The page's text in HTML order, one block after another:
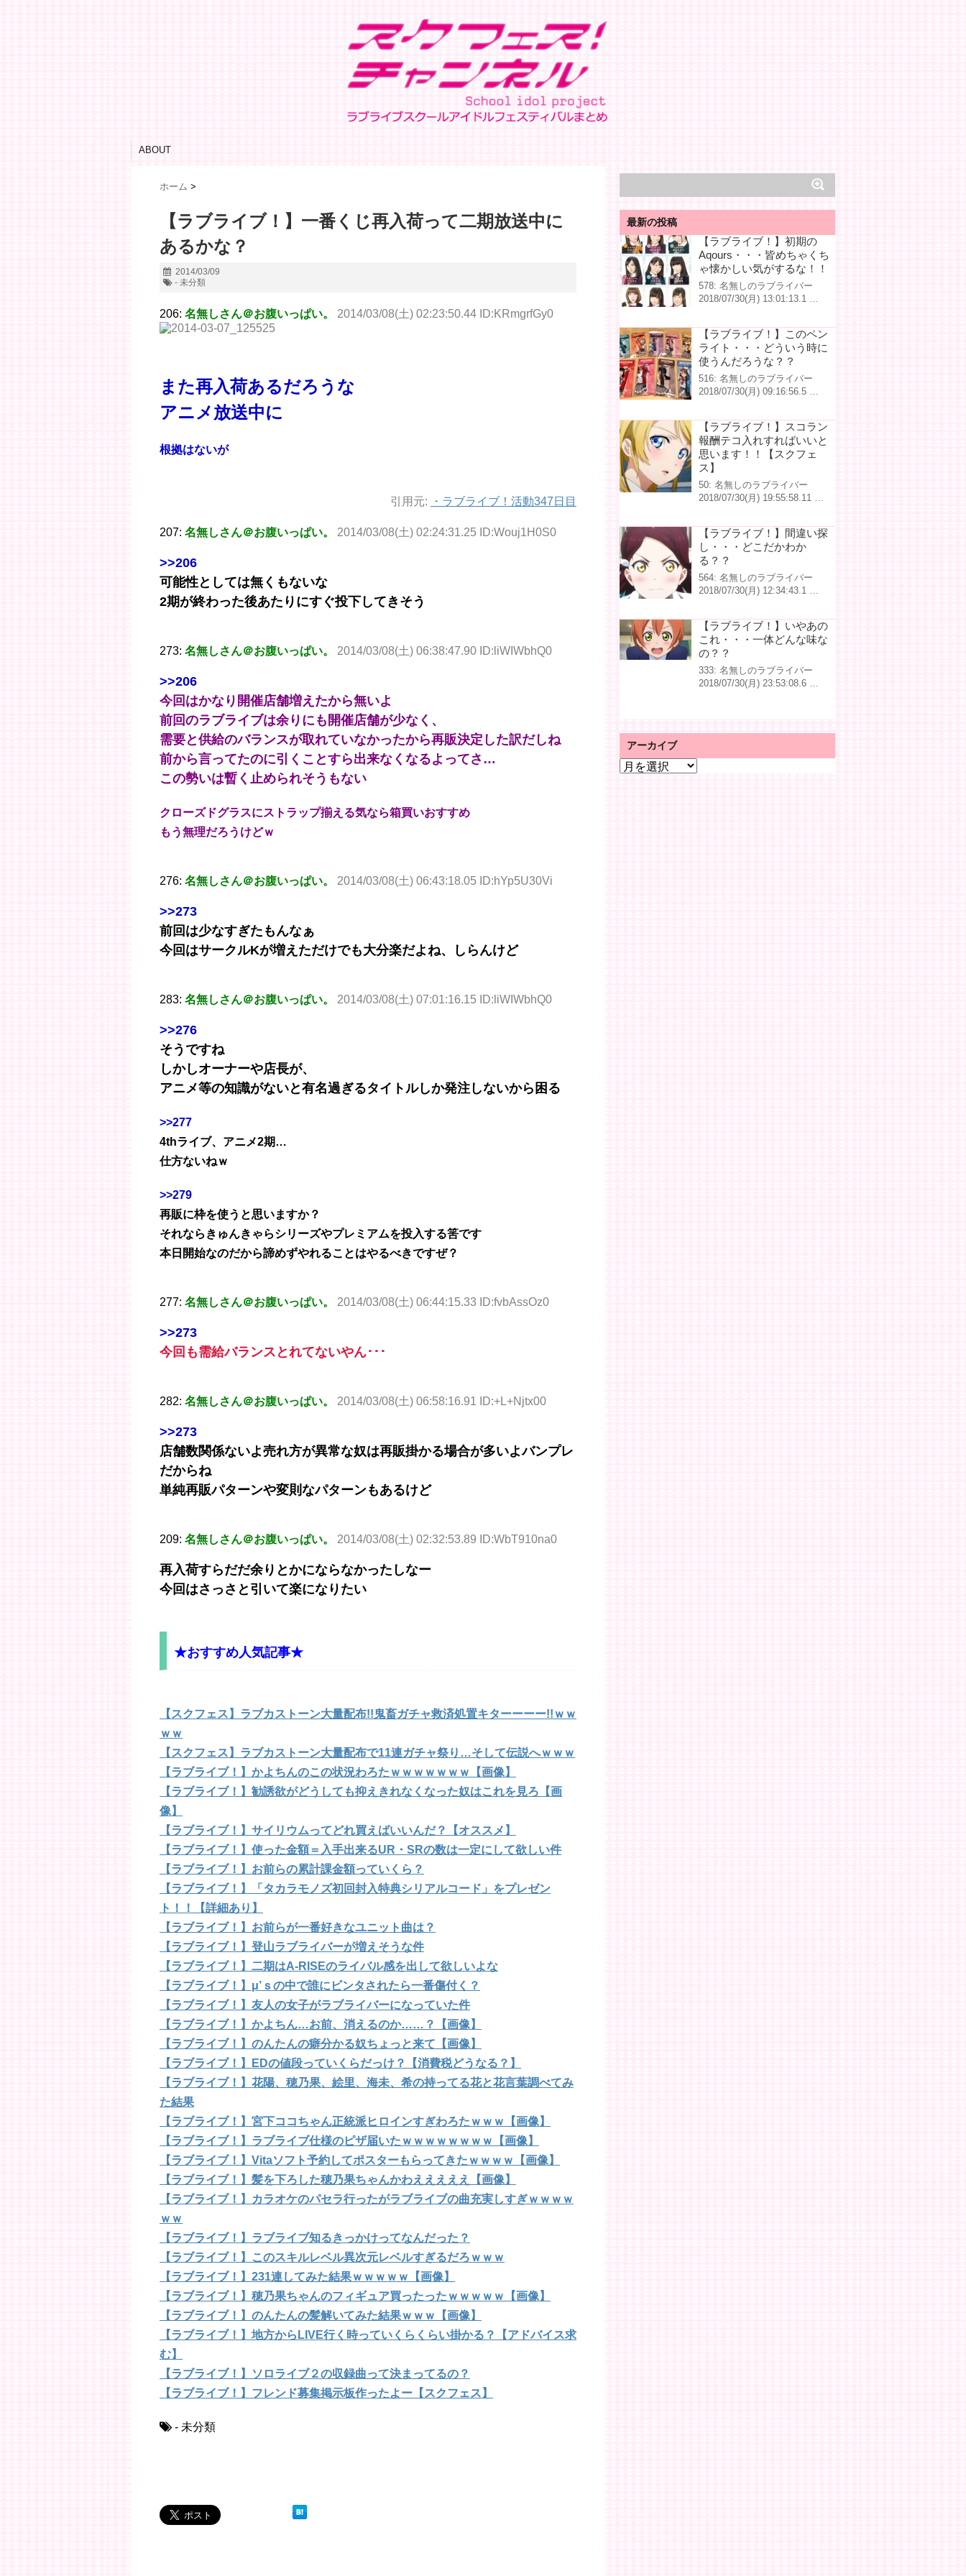
ABOUT
ホーム >
【ラブライブ！】一番くじ再入荷って二期放送中に
あるかな？
2014/03/09
- 未分類
206: 名無しさん＠お腹いっぱい。 2014/03/08(土) 02:23:50.44 ID:KRmgrfGy0
また再入荷あるだろうな
アニメ放送中に
根拠はないが
引用元: ・ ラブライブ！活動347日目
207: 名無しさん＠お腹いっぱい。 2014/03/08(土) 02:24:31.25 ID:Wouj1H0S0
>>206
可能性としては無くもないな
2期が終わった後あたりにすぐ投下してきそう
273: 名無しさん＠お腹いっぱい。 2014/03/08(土) 06:38:47.90 ID:liWIWbhQ0
>>206
今回はかなり開催店舗増えたから無いよ
前回のラブライブは余りにも開催店舗が少なく、
需要と供給のバランスが取れていなかったから再販決定した訳だしね
前から言ってたのに引くことすら出来なくなるよってさ…
この勢いは暫く止められそうもない
クローズドグラスにストラップ揃える気なら箱買いおすすめ
もう無理だろうけどｗ
276: 名無しさん＠お腹いっぱい。 2014/03/08(土) 06:43:18.05 ID:hYp5U30Vi
>>273
前回は少なすぎたもんなぁ
今回はサークルKが増えただけでも大分楽だよね、しらんけど
283: 名無しさん＠お腹いっぱい。 2014/03/08(土) 07:01:16.15 ID:liWIWbhQ0
>>276
そうですね
しかしオーナーや店長が、
アニメ等の知識がないと有名過ぎるタイトルしか発注しないから困る
>>277
4thライブ、アニメ2期…
仕方ないねｗ
>>279
再販に枠を使うと思いますか？
それならきゅんきゃらシリーズやプレミアムを投入する筈です
本日開始なのだから諦めずやれることはやるべきですぜ？
277: 名無しさん＠お腹いっぱい。 2014/03/08(土) 06:44:15.33 ID:fvbAssOz0
>>273
今回も需給バランスとれてないやん･･･
282: 名無しさん＠お腹いっぱい。 2014/03/08(土) 06:58:16.91 ID:+L+Njtx00
>>273
店舗数関係ないよ売れ方が異常な奴は再販掛かる場合が多いよバンプレ
だからね
単純再販パターンや変則なパターンもあるけど
209: 名無しさん＠お腹いっぱい。 2014/03/08(土) 02:32:53.89 ID:WbT910na0
再入荷すらだだ余りとかにならなかったしなー
今回はさっさと引いて楽になりたい
★おすすめ人気記事★
【スクフェス】ラブカストーン大量配布!!鬼畜ガチャ救済処置キターーーー!!ｗｗ
ｗｗ
【スクフェス】ラブカストーン大量配布で11連ガチャ祭り…そして伝説へｗｗｗ
【ラブライブ！】かよちんのこの状況わろたｗｗｗｗｗｗｗ【画像】
【ラブライブ！】勧誘欲がどうしても抑えきれなくなった奴はこれを見ろ【画
像】
【ラブライブ！】サイリウムってどれ買えばいいんだ？【オススメ】
【ラブライブ！】使った金額＝入手出来るUR・SRの数は一定にして欲しい件
【ラブライブ！】お前らの累計課金額っていくら？
【ラブライブ！】「タカラモノズ初回封入特典シリアルコード」をプレゼン
ト！！【詳細あり】
【ラブライブ！】お前らが一番好きなユニット曲は？
【ラブライブ！】登山ラブライバーが増えそうな件
【ラブライブ！】二期はA-RISEのライバル感を出して欲しいよな
【ラブライブ！】μ’ｓの中で誰にビンタされたら一番傷付く？
【ラブライブ！】友人の女子がラブライバーになっていた件
【ラブライブ！】かよちん…お前、消えるのか……？【画像】
【ラブライブ！】のんたんの癖分かる奴ちょっと来て【画像】
【ラブライブ！】EDの値段っていくらだっけ？【消費税どうなる？】
【ラブライブ！】花陽、穂乃果、絵里、海未、希の持ってる花と花言葉調べてみ
た結果
【ラブライブ！】宮下ココちゃん正統派ヒロインすぎわろたｗｗｗ【画像】
【ラブライブ！】ラブライブ仕様のピザ届いたｗｗｗｗｗｗｗｗ【画像】
【ラブライブ！】Vitaソフト予約してポスターもらってきたｗｗｗｗ【画像】
【ラブライブ！】髪を下ろした穂乃果ちゃんかわえええええ【画像】
【ラブライブ！】カラオケのパセラ行ったがラブライブの曲充実しすぎｗｗｗｗ
ｗｗ
【ラブライブ！】ラブライブ知るきっかけってなんだった？
【ラブライブ！】このスキルレベル異次元レベルすぎるだろｗｗｗ
【ラブライブ！】231連してみた結果ｗｗｗｗｗ【画像】
【ラブライブ！】穂乃果ちゃんのフィギュア買ったったｗｗｗｗｗ【画像】
【ラブライブ！】のんたんの髪解いてみた結果ｗｗｗ【画像】
【ラブライブ！】地方からLIVE行く時っていくらくらい掛かる？【アドバイス求
む】
【ラブライブ！】ソロライブ２の収録曲って決まってるの？
【ラブライブ！】フレンド募集掲示板作ったよー【スクフェス】
- 未分類
最新の投稿
【ラブライブ！】初期の
Aqours・・・皆めちゃくち
ゃ懐かしい気がするな！！
578: 名無しのラブライバー
2018/07/30(月) 13:01:13.1 …
【ラブライブ！】このペン
ライト・・・どういう時に
使うんだろうな？？
516: 名無しのラブライバー
2018/07/30(月) 09:16:56.5 …
【ラブライブ！】スコラン
報酬テコ入れすればいいと
思います！！【スクフェ
ス】
50: 名無しのラブライバー
2018/07/30(月) 19:55:58.11 …
【ラブライブ！】間違い探
し・・・どこだかわか
る？？
564: 名無しのラブライバー
2018/07/30(月) 12:34:43.1 …
【ラブライブ！】いやあの
これ・・・一体どんな味な
の？？
333: 名無しのラブライバー
2018/07/30(月) 23:53:08.6 …
アーカイブ
ア